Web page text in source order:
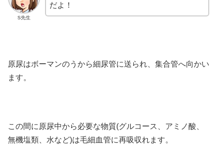
S先生
だよ！
原尿はボーマンのうから細尿管に送られ、集合管へ向かい
ます。
この間に原尿中から必要な物質(グルコース、アミノ酸、
無機塩類、水など)は毛細血管に再吸収れます。